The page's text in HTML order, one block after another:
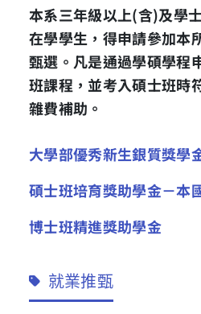
本系三年級以上(含)及學
在學學生，得申請參加本
甄選。凡是通過學碩學程
班課程，並考入碩士班時
雜費補助。
大學部優秀新生銀質獎學
碩士班培育獎助學金－本
博士班精進獎助學金
就業推甄